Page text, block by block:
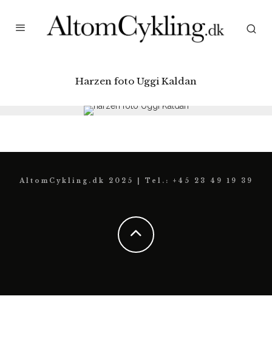
Harzen foto Uggi Kaldan
AltomCykling.dk 2025 | Tel.: +45 23 49 19 39